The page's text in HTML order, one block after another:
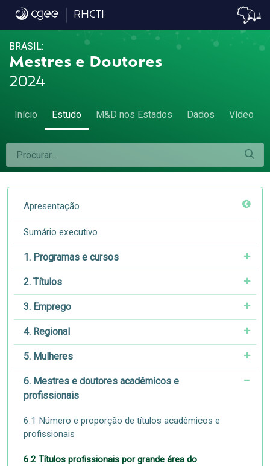
6.2 Títulos profissionais por grande
RHCTI
BRASIL:
Mestres e Doutores
2024
Início Estudo M&D nos Estados Dados Vídeo
Apresentação
Sumário executivo
1. Programas e cursos
2. Títulos
3. Emprego
4. Regional
5. Mulheres
6. Mestres e doutores acadêmicos e
profissionais
6.1 Número e proporção de títulos acadêmicos e
profissionais
6.2 Títulos profissionais por grande área do